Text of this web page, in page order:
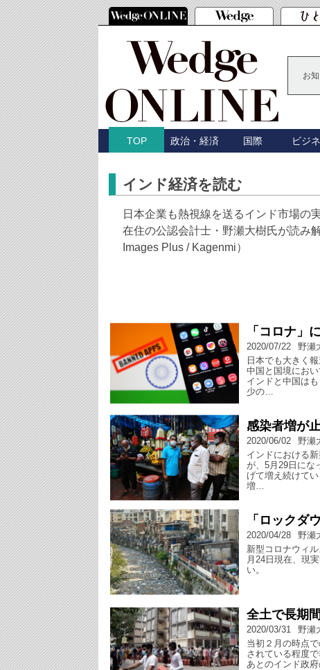
お
TOP 政治・経済 国際 ビジ
インド経済を読む
日本企業も熱視線を送るインド市場の
在住の公認会計士・野瀬大樹氏が読み
Images Plus / Kagenmi）
「コロナ」
2020/07/22
野瀬
日本でも大きく
中国と国境にお
インドと中国は
少の…
感染者増が
2020/06/02
野瀬
インドにおける
が、5月29日にな
げて増え続けて
増…
「ロックダ
2020/04/28
野瀬
新型コロナウィ
月24日現在、現
い。
全土で長期
2020/03/31
野瀬
当初２月の時点
されている程度
あとのインド政